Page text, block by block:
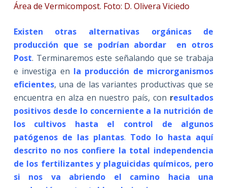
Área de Vermicompost. Foto: D. Olivera Viciedo
Existen otras alternativas orgánicas de
producción que se podrían abordar en otros
Post. Terminaremos este señalando que se trabaja
e investiga en la producción de microrganismos
eficientes, una de las variantes productivas que se
encuentra en alza en nuestro país, con resultados
positivos desde lo concerniente a la nutrición de
los cultivos hasta el control de algunos
patógenos de las plantas. Todo lo hasta aquí
descrito no nos confiere la total independencia
de los fertilizantes y plaguicidas químicos, pero
si nos va abriendo el camino hacia una